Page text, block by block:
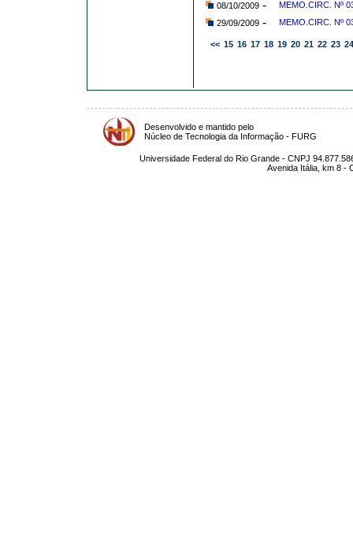
08/10/2009-
MEMO.CIRC. Nº
29/09/2009- MEMO.CIRC. Nº
<< 15 16 17 18 19 20 21 22 23 24
Desenvolvido e mantido pelo
Núcleo de Tecnologia da Informação - FURG
Universidade Federal do Rio Grande - CNPJ
Avenida Itália, km 8 -